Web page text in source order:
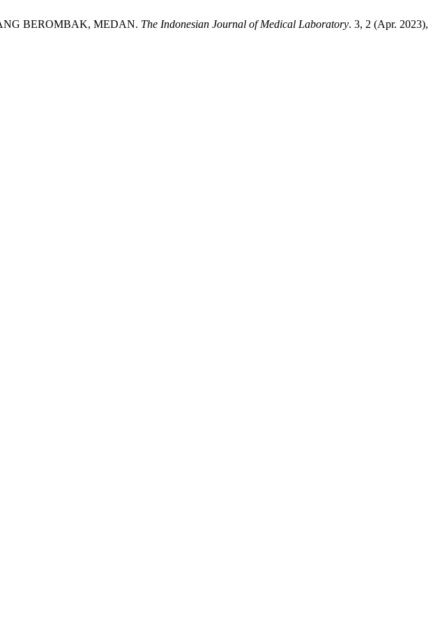
BEROMBAK, MEDAN. The Indonesian Journal of Medical Laboratory. 3, 2 (Apr. 2023),